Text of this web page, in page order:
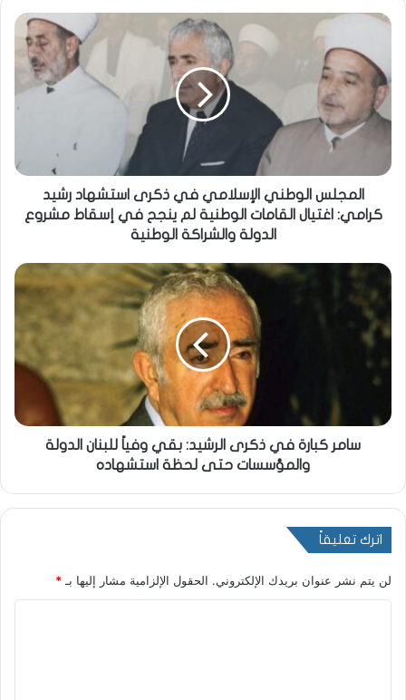
المجلس الوطني الإسلامي في ذكرى استشهاد رشيد
كرامي: اغتيال القامات الوطنية لم ينجح في إسقاط مشروع
الدولة والشراكة الوطنية
سامر كبارة في ذكرى الرشيد: بقي وفياً للبنان الدولة
والمؤسسات حتى لحظة استشهاده
اترك تعليقاً
لن يتم نشر عنوان بريدك الإلكتروني. الحقول الإلزامية مشار إليها بـ *